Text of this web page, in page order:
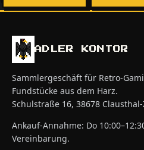
ADLER KONTOR
Sammlergeschäft für Retro-
Fundstücke aus dem Harz.
Schulstraße 16, 38678
Ankauf-Annahme: Do
Vereinbarung.